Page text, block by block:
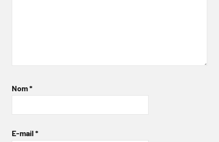
Nom*
E-mail *